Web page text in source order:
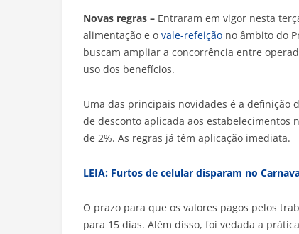
Novas regras – Entraram em vigor nesta
alimentação e o vale-refeição no âmbito do
buscam ampliar a concorrência entre
uso dos benefícios.
Uma das principais novidades é a definição
de desconto aplicada aos estabelecimentos
de 2%. As regras já têm aplicação imediata.
LEIA: Furtos de celular disparam no
O prazo para que os valores pagos pelos
para 15 dias. Além disso, foi vedada a